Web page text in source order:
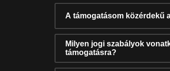
A támogatásom közérdekű
Milyen jogi szabályok
támogatásra?